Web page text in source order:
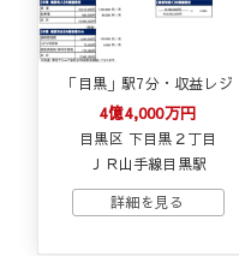
「目黒」駅7分・収益レジ
4億4,000万円
目黒区 下目黒２丁目
ＪＲ山手線目黒駅